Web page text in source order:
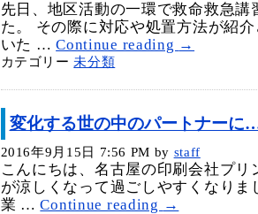
先日、地区活動の一環で救命救急講
た。 その際に対応や処置方法が紹
いた …Continue reading →
カテゴリー未分類
変化する世の中のパートナーに
2016年9月15日 7:56 PM by staff
こんにちは、名古屋の印刷会社プ
が涼しくなって過ごしやすくなりま
業 …Continue reading →